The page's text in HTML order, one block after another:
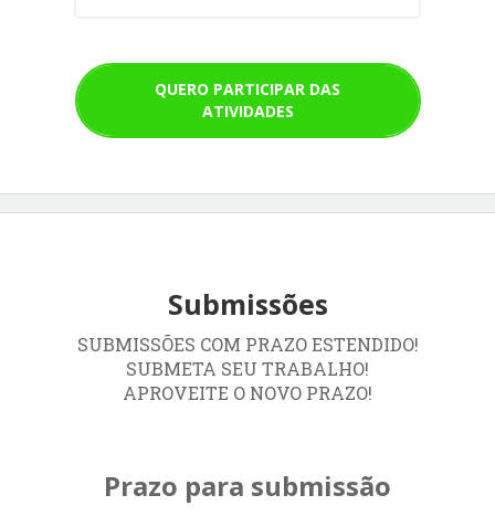
QUERO PARTICIPAR DAS
ATIVIDADES
Submissões
SUBMISSÕES COM PRAZO ESTENDIDO!
SUBMETA SEU TRABALHO!
APROVEITE O NOVO PRAZO!
Prazo para submissão